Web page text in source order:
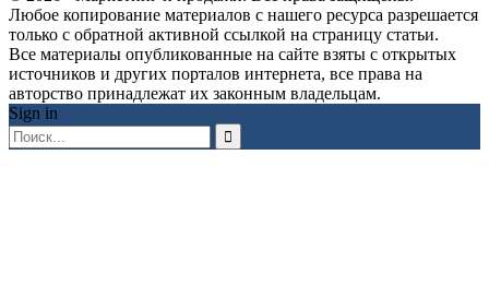
Любое копирование материалов с нашего ресурса разрешается
только с обратной активной ссылкой на страницу статьи.
Все материалы опубликованные на сайте взяты с открытых
источников и других порталов интернета, все права на
авторство принадлежат их законным владельцам.
Sign in